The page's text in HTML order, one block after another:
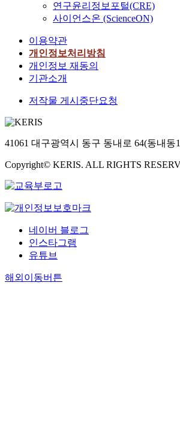
연구윤리정보포털(CRE)
사이언스온 (ScienceON)
이용약관
개인정보처리방침
개인정보 재동의
기관소개
저작물 게시중단요청
41061 대구광역시 동구 동내로 64(동내동
Copyright© KERIS. ALL RIGHTS
네이버 블로그
인스타그램
유튜브
해외이동버튼